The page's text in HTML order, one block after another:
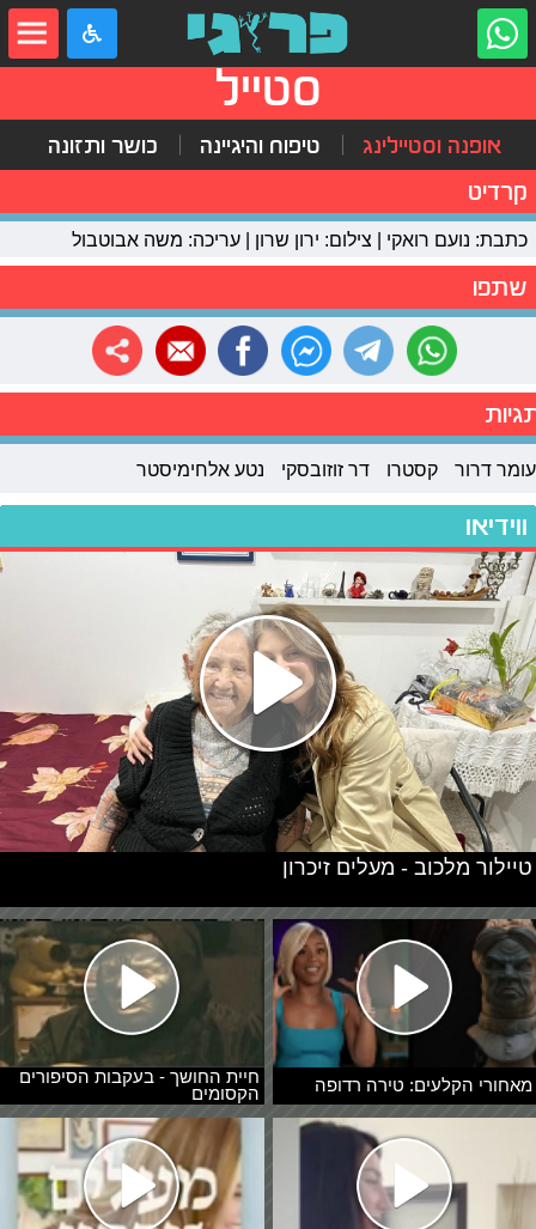
סטייל
אופנה וסטיילינג טיפוח והיגיינה כושר ותזונה
קרדיט
כתבת: נועם רואקי | צילום: ירון שרון | עריכה: משה אבוטבול
שתפו
עומר דרור קסטרו דר זוזובסקי נטע אלחימיסטר
ווידיאו
מאחורי הקלעים: טירה רדופה
חיית החושך - בעקבות הסיפורים
הקסומים
טיילור מלכוב - מעלים זיכרון